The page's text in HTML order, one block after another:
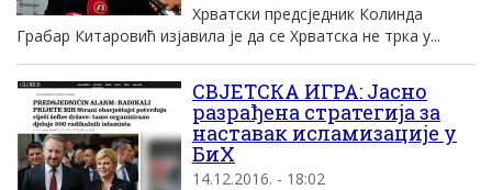
Хрватски предсједник Колинда
Грабар Китаровић изјавила је да се Хрватска не трка у...
СВЈЕТСКА ИГРА: Јасно
разрађена стратегија за
наставак исламизације у
БиХ
14.12.2016. - 18:02